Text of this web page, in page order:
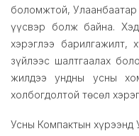
боломжтой,
үүсвэр болж байна.
хэрэглээ барилгажилт,
зүйлээс шалтгаалах
жилдээ ундны усны
холбогдолтой төсөл
Усны Компактын хүрээнд